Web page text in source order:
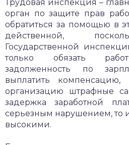
Трудовая инспекция –
орган по защите прав
обратиться за помощью в
действенной,
Государственной
только обязать
задолженность по
выплатить
организацию штрафные
задержка заработной
серьезным нарушением, то
высокими.